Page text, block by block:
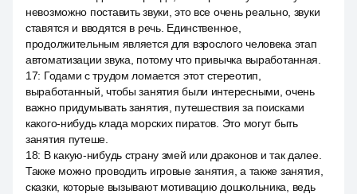
невозможно поставить звуки, это все очень реально, звуки
ставятся и вводятся в речь. Единственное,
продолжительным является для взрослого человека этап
автоматизации звука, потому что привычка выработанная.
17: Годами с трудом ломается этот стереотип,
выработанный, чтобы занятия были интересными, очень
важно придумывать занятия, путешествия за поисками
какого-нибудь клада морских пиратов. Это могут быть
занятия путеше.
18: В какую-нибудь страну змей или драконов и так далее.
Также можно проводить игровые занятия, а также занятия,
сказки, которые вызывают мотивацию дошкольника, ведь